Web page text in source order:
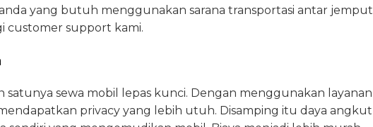
yang butuh menggunakan sarana transportasi antar jemput
customer support kami.
sewa mobil lepas kunci. Dengan menggunakan layanan
privacy yang lebih utuh. Disamping itu daya angkut